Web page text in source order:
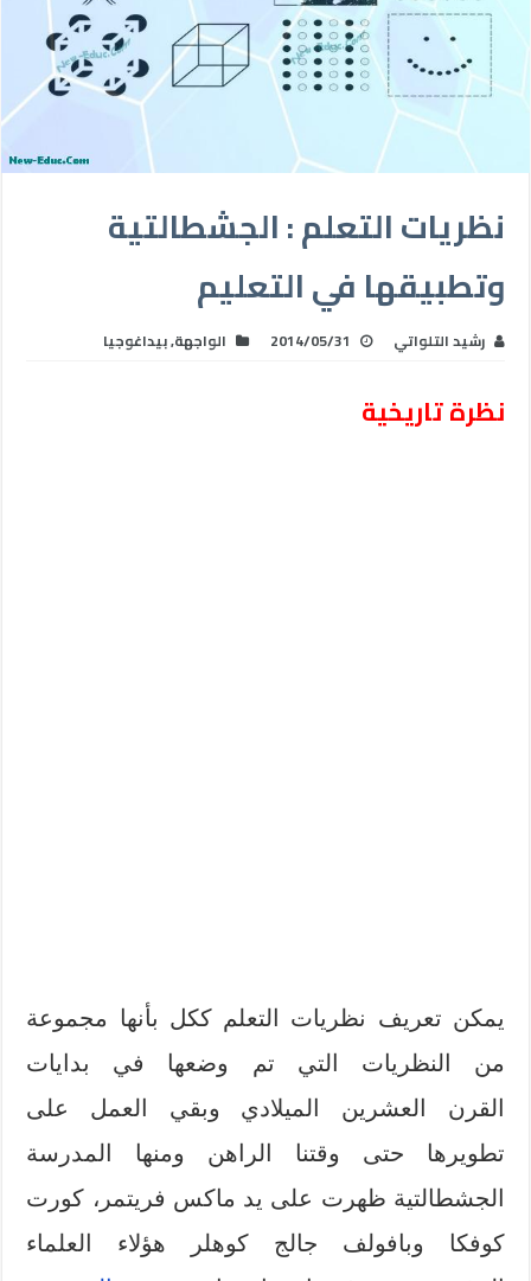
نظريات التعلم : الجشطالتية
وتطبيقها في التعليم
رشيد التلواتي 2014/05/31 الواجهة,بيداغوجيا
نظرة تاريخية
يمكن تعريف نظريات التعلم ككل بأنها مجموعة
من النظريات التي تم وضعها في بدايات
القرن العشرين الميلادي وبقي العمل على
تطويرها حتى وقتنا الراهن ومنها المدرسة
الجشطالتية ظهرت على يد ماكس فريتمر، كورت
كوفكا وبافولف جالج كوهلر هؤلاء العلماء